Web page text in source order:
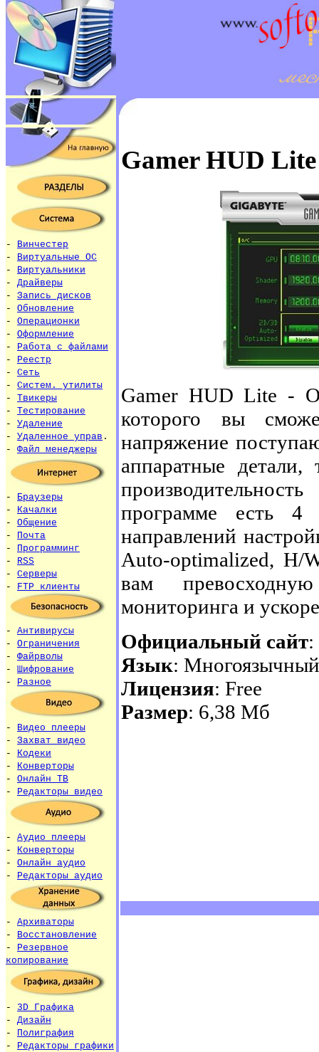
- Винчестер
- Виртуальные ОС
- Виртуальники
- Драйверы
- Запись дисков
- Обновление
- Операционки
- Оформление
- Работа с файлами
- Реестр
- Сеть
- Систем. утилиты
- Твикеры
- Тестирование
- Удаление
- Удаленное управ .
- Файл менеджеры
- Браузеры
- Качалки
- Общение
- Почта
- Программинг
- RSS
- Серверы
- FTP клиенты
- Антивирусы
- Ограничения
- Файрволы
- Шифрование
- Разное
- Видео плееры
- Захват видео
- Кодеки
- Конверторы
- Онлайн ТВ
- Редакторы видео
- Аудио плееры
- Конверторы
- Онлайн аудио
- Редакторы аудио
- Архиваторы
- Восстановление
- Резервное
копирование
- 3D Графика
- Дизайн
- Полиграфия
- Редакторы графики
Gamer HUD Lite
Gamer HUD Lite -
которого вы
напряжение
аппаратные
программе есть
направлений
Auto-optimalized,
вам
мониторинга и
Официальный сайт:
Язык: Многоязычный
Лицензия: Free
Размер: 6,38 Мб